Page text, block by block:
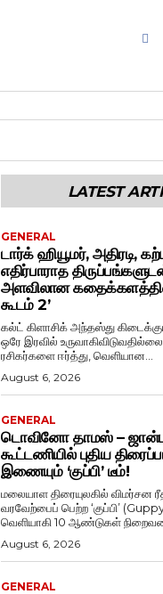
LATEST
GENERAL
டார்க் ஹியூமர், அதிரடி,
எதிர்பாராத
அளவிலான கதைக்களத்தில்
கூடம் 2’
கல்ட் கிளாசிக் அந்தஸ்து
ஒரே இரவில்
ரசிகர்களை ஈர்த்து, வெளியான...
August 6, 2026
GENERAL
டொவினோ தாமஸ் –
கூட்டணியில் புதிய
இணையும் ‘குப்பி’ டீம்!
மலையாள திரையுலகில் விமர்சன
வரவேற்பைப் பெற்ற ‘குப்பி’
வெளியாகி 10 ஆண்டுகள்
August 6, 2026
GENERAL